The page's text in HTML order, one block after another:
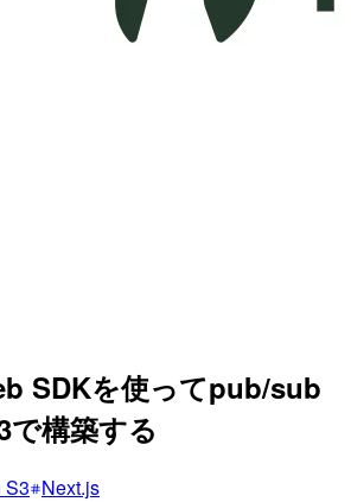
SDKを使ってpub/sub
構築する
S3 Next.js